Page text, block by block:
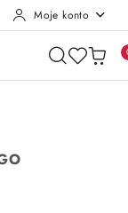
Moje konto